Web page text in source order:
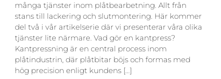
många tjänster inom plåtbearbetning. Allt från
stans till lackering och slutmontering. Här kommer
del två i vår artikelserie där vi presenterar våra olika
tjänster lite närmare. Vad gör en kantpress?
Kantpressning är en central process inom
plåtindustrin, där plåtbitar böjs och formas med
hög precision enligt kundens [...]